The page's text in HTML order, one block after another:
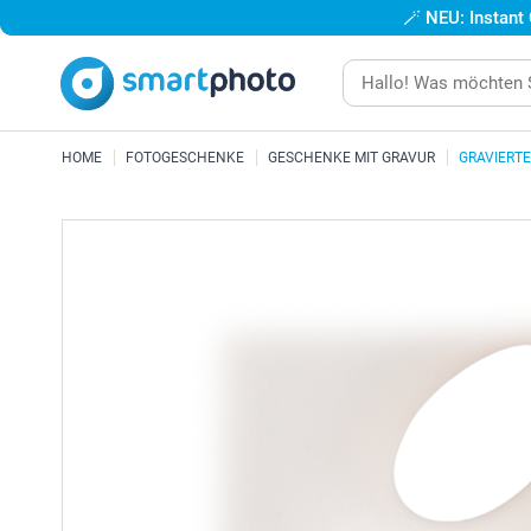
🪄 NEU:
HOME FOTOGESCHENKE GESCHENKE MIT GRAVUR